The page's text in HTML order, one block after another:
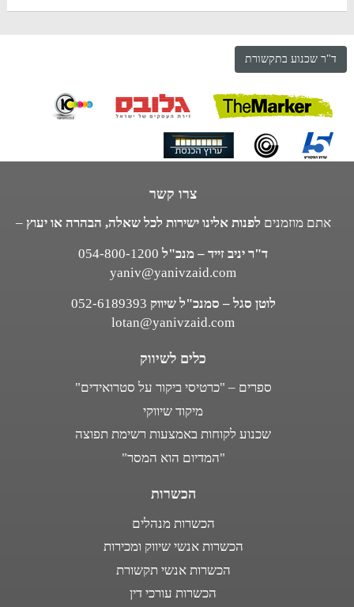
ד"ר שכנוע בתקשורת
צרו קשר
אתם מוזמנים לפנות אלינו ישירות לכל שאלה, הבהרה או יעוץ –
ד"ר יניב זייד – מנכ"ל 054-800-1200
yaniv@yanivzaid.com
לוטן סגל – סמנכ"ל שיווק 052-6189393
lotan@yanivzaid.com
כלים לשיווק
ספרים – "כרטיסי ביקור על סטרואידים"
מיקוד שיווקי
שכנוע לקוחות באמצעות רשימת תפוצה
"המדיום הוא המסר"
הכשרות
הכשרות מנהלים
הכשרות אנשי שיווק ומכירות
הכשרות אנשי תקשורת
הכשרות עורכי דין